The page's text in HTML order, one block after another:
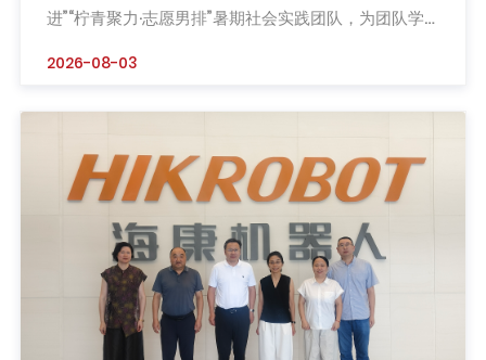
进”“柠青聚力·志愿男排”暑期社会实践团队，为团队学
制造学院）“青马工程·双百双进”暑期社会实践团队，团
介绍了社区的发展历程、服务中小企业的创新模式及经
典案例。座谈...
2026-08-03